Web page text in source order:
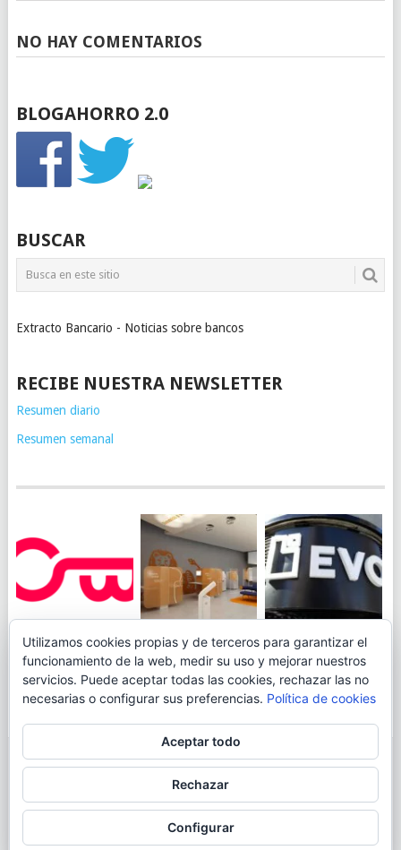
NO HAY COMENTARIOS
BLOGAHORRO 2.0
BUSCAR
Extracto Bancario - Noticias sobre bancos
RECIBE NUESTRA NEWSLETTER
Resumen diario
Resumen semanal
JUEGA AL
CANICÓDROMO
DIGITAL DE
OPENBANK
ING TOCA SUELO EN
LA RENTABILIDAD
DE SU CUENTA
NARANJA: 0,01% TAE
EVO BANK
PERMITIRÁ
INGRESAR DINERO
DESDE LAS OFICINAS
© 2026BLOGAHORRO.
CONTACTA CON EL AUTOR
MAPA DE LA WEB
MÁS INFORMACIÓN SOBRE LAS COOKIES
Utilizamos cookies propias y de terceros para garantizar el
funcionamiento de la web, medir su uso y mejorar nuestros
servicios. Puede aceptar todas las cookies, rechazar las no
necesarias o configurar sus preferencias. Política de cookies
Aceptar todo
Rechazar
Configurar